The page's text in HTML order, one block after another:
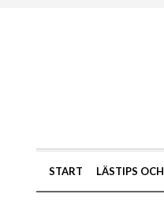
START LÄSTIPS